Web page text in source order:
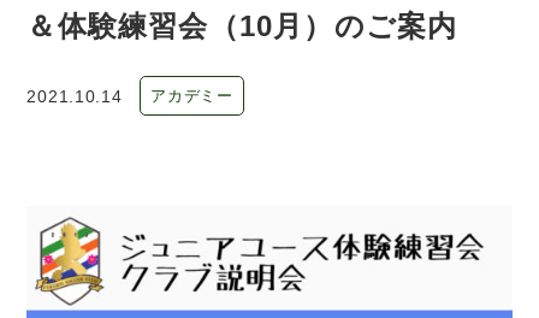
＆体験練習会（10月）のご案内
2021.10.14 アカデミー